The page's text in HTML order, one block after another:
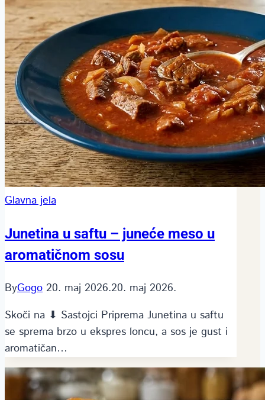
Glavna jela
Junetina u saftu – juneće meso u
aromatičnom sosu
ByGogo 20. maj 2026.20. maj 2026.
Skoči na ⬇ Sastojci Priprema Junetina u saftu
se sprema brzo u ekspres loncu, a sos je gust i
aromatičan…